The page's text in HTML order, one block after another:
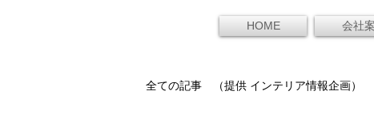
HOME 会社
全ての記事 （提供 インテリア情報企画）